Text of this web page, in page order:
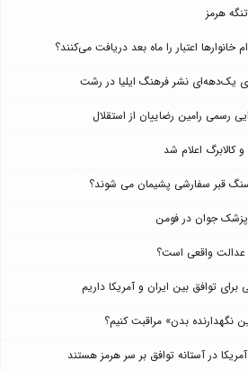
هرمز
خانوارها اعتبار را ماه بعد دریافت می‌کنند؟
یک‌دهه‌ای نشر فرهنگ ایلیا در رشت
رسمی رامین رضاییان از استقلال
کالابرگ اعلام شد
قبر سفارشی پشیمان می شوند؟
پزشک جوان در فومن
برای توافق بین ایران و آمریکا داریم
نگهدارنده بدن» مراقبت کنیم؟
در آستانه توافق بر سر هرمز هستند